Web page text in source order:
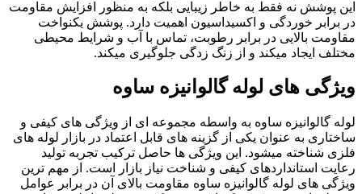
این پوشش نه فقط به خاطر زیبایی بلکه به منظور افزایش مقاومت
در برابر خوردگی و اکسیداسیون اهمیت دارد. پوشش یکنواخت
مقاومت بالایی در برابر رطوبت، تماس با آب و شرایط محیطی
مختلف ایجاد میکند و از زنگ زدگی جلوگیری میکند.
ویژگی‌ های لوله گالوانیزه ساوه
لوله گالوانیزه ساوه به واسطه مجموعه ای از ویژگی های کیفی و
ساختاری به عنوان یکی از گزینه های قابل اعتماد در بازار لوله های
فلزی شناخته میشود. این ویژگی ها حاصل ترکیب تجربه تولید
رعایت استانداردهای کیفی و شناخت نیاز بازار است. از مهم ترین
ویژگی های لوله گالوانیزه ساوه مقاومت بالای آن در برابر عوامل